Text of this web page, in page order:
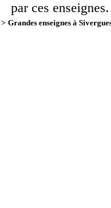
par ces enseignes.
> Grandes enseignes à